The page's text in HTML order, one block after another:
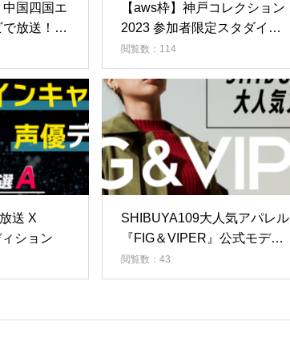
国四国エ
放送！特
ーディシ
【aws枠】神戸コレクション
2023 参加者限定スタダイベ
#1
閲覧数：114
送 X
ション
SHIBUYA109大人気アパレル
『FIG＆VIPER』公式モデル
オーディション
閲覧数：43